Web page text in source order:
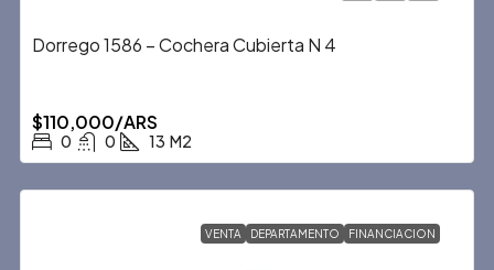
Dorrego 1586 – Cochera Cubierta N 4
$110,000/ARS
0 0 13 M2
VENTA DEPARTAMENTO FINANCIACION